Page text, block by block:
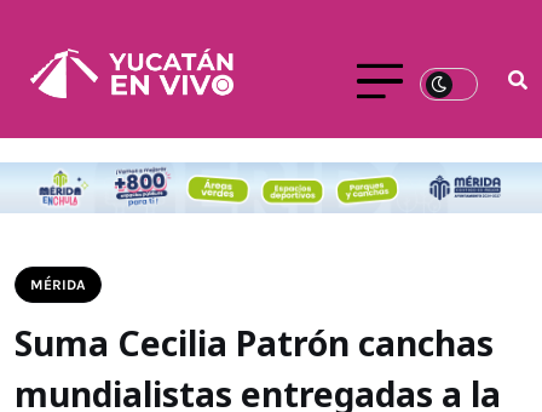
MÉRIDA
Suma Cecilia Patrón canchas
mundialistas entregadas a la